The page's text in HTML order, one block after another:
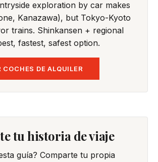
exploration by car makes
Kanazawa), but Tokyo-Kyoto
trains. Shinkansen + regional
fastest, safest option.
COCHES DE ALQUILER
tu historia de viaje
guía? Comparte tu propia